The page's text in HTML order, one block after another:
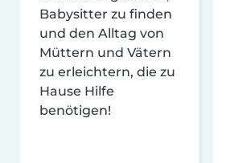
Babysitter zu finden
und den Alltag von
Müttern und Vätern
zu erleichtern, die zu
Hause Hilfe
benötigen!